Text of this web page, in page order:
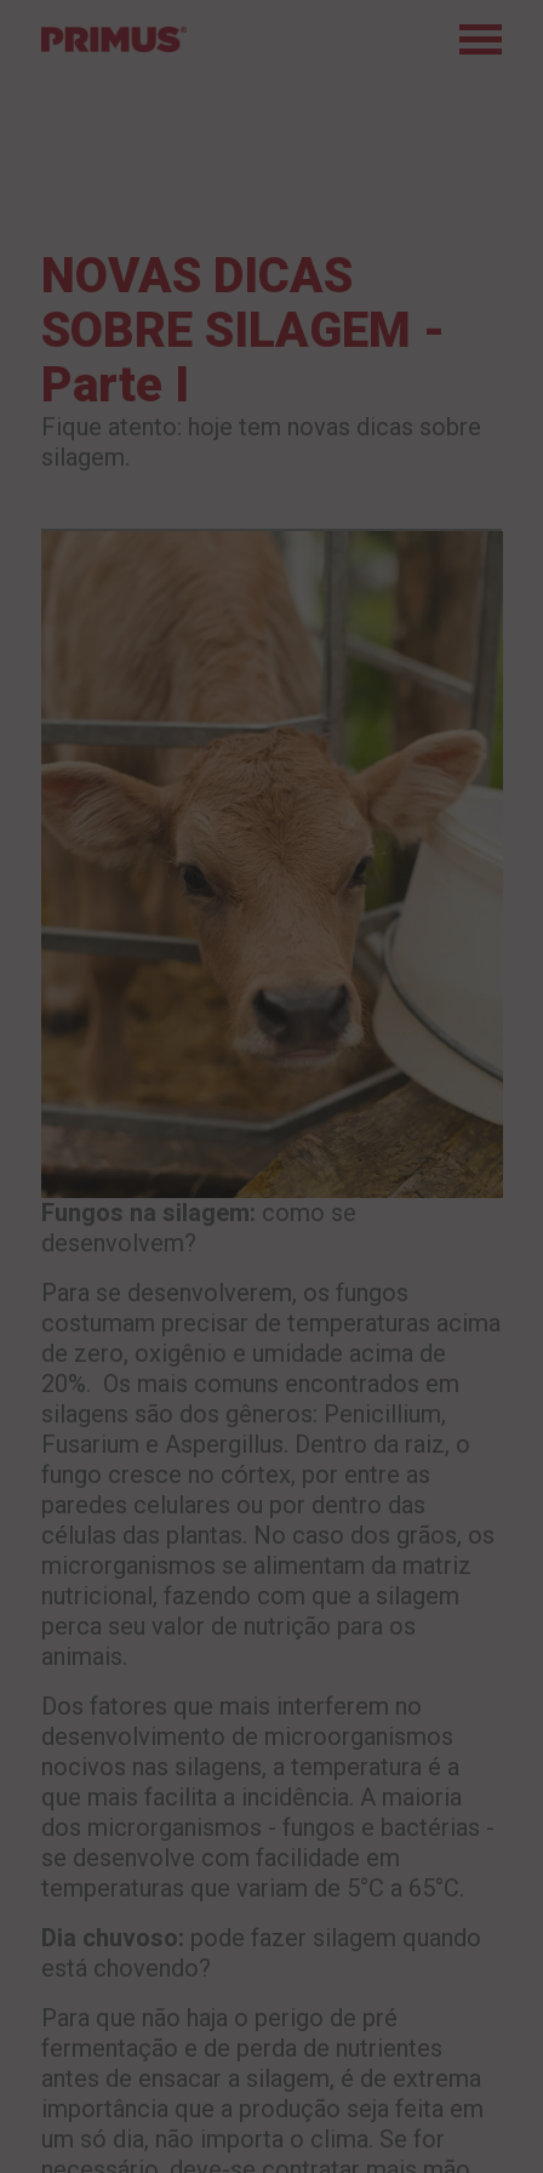
NOVAS DICAS
SOBRE SILAGEM -
Parte I
Fique atento: hoje tem novas dicas sobre
silagem.
Fungos na silagem: como se
desenvolvem?
Para se desenvolverem, os fungos
costumam precisar de temperaturas acima
de zero, oxigênio e umidade acima de
20%. Os mais comuns encontrados em
silagens são dos gêneros: Penicillium,
Fusarium e Aspergillus. Dentro da raiz, o
fungo cresce no córtex, por entre as
paredes celulares ou por dentro das
células das plantas. No caso dos grãos, os
microrganismos se alimentam da matriz
nutricional, fazendo com que a silagem
perca seu valor de nutrição para os
animais.
Dos fatores que mais interferem no
desenvolvimento de microorganismos
nocivos nas silagens, a temperatura é a
que mais facilita a incidência. A maioria
dos microrganismos - fungos e bactérias -
se desenvolve com facilidade em
temperaturas que variam de 5°C a 65°C.
Dia chuvoso: pode fazer silagem quando
está chovendo?
Para que não haja o perigo de pré
fermentação e de perda de nutrientes
antes de ensacar a silagem, é de extrema
importância que a produção seja feita em
um só dia, não importa o clima. Se for